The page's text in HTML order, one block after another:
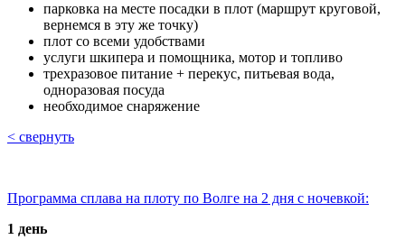
парковка на месте посадки в плот (маршрут круговой,
вернемся в эту же точку)
плот со всеми удобствами
услуги шкипера и помощника, мотор и топливо
трехразовое питание + перекус, питьевая вода,
одноразовая посуда
необходимое снаряжение
< свернуть
Программа сплава на плоту по Волге на 2 дня с ночевкой:
1 день